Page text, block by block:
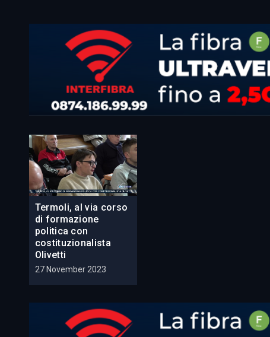
Termoli, al via corso
di formazione
politica con
costituzionalista
Olivetti
27 November 2023